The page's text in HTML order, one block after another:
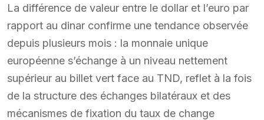
La différence de valeur entre le dollar et l’euro par
rapport au dinar confirme une tendance observée
depuis plusieurs mois : la monnaie unique
européenne s’échange à un niveau nettement
supérieur au billet vert face au TND, reflet à la fois
de la structure des échanges bilatéraux et des
mécanismes de fixation du taux de change